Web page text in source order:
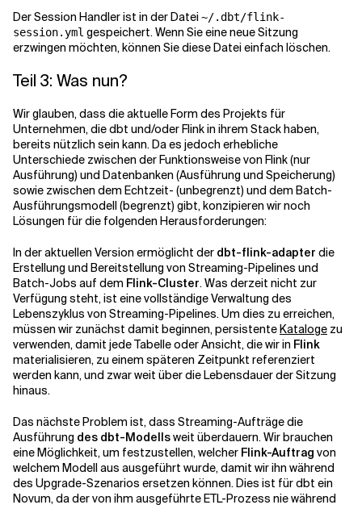
Der Session Handler ist in der Datei~/.dbt/flink-
session.yml gespeichert. Wenn Sie eine neue Sitzung
erzwingen möchten, können Sie diese Datei einfach löschen.
Teil 3: Was nun?
Wir glauben, dass die aktuelle Form des Projekts für
Unternehmen, die dbt und/oder Flink in ihrem Stack haben,
bereits nützlich sein kann. Da es jedoch erhebliche
Unterschiede zwischen der Funktionsweise von Flink (nur
Ausführung) und Datenbanken (Ausführung und Speicherung)
sowie zwischen dem Echtzeit- (unbegrenzt) und dem Batch-
Ausführungsmodell (begrenzt) gibt, konzipieren wir noch
Lösungen für die folgenden Herausforderungen:
In der aktuellen Version ermöglicht der dbt-flink-adapter die
Erstellung und Bereitstellung von Streaming-Pipelines und
Batch-Jobs auf dem Flink-Cluster. Was derzeit nicht zur
Verfügung steht, ist eine vollständige Verwaltung des
Lebenszyklus von Streaming-Pipelines. Um dies zu erreichen,
müssen wir zunächst damit beginnen, persistenteKataloge zu
verwenden, damit jede Tabelle oder Ansicht, die wir in Flink
materialisieren, zu einem späteren Zeitpunkt referenziert
werden kann, und zwar weit über die Lebensdauer der Sitzung
hinaus.
Das nächste Problem ist, dass Streaming-Aufträge die
Ausführung des dbt-Modellsweit überdauern. Wir brauchen
eine Möglichkeit, um festzustellen, welcher Flink-Auftrag von
welchem Modell aus ausgeführt wurde, damit wir ihn während
des Upgrade-Szenarios ersetzen können. Dies ist fürdbt ein
Novum, da der von ihm ausgeführte ETL-Prozess nie während